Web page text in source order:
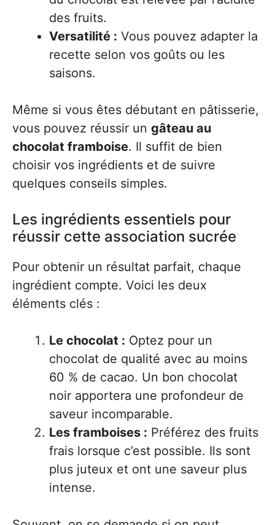
des fruits.
Versatilité : Vous pouvez adapter la
recette selon vos goûts ou les
saisons.
Même si vous êtes débutant en pâtisserie,
vous pouvez réussir un gâteau au
chocolat framboise. Il suffit de bien
choisir vos ingrédients et de suivre
quelques conseils simples.
Les ingrédients essentiels pour
réussir cette association sucrée
Pour obtenir un résultat parfait, chaque
ingrédient compte. Voici les deux
éléments clés :
Le chocolat : Optez pour un
chocolat de qualité avec au moins
60 % de cacao. Un bon chocolat
noir apportera une profondeur de
saveur incomparable.
Les framboises : Préférez des fruits
frais lorsque c’est possible. Ils sont
plus juteux et ont une saveur plus
intense.